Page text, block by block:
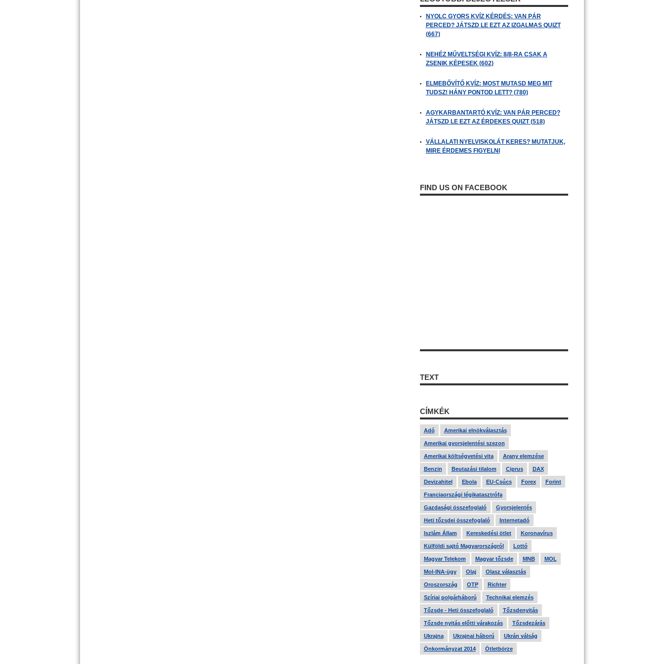
NYOLC GYORS KVÍZ KÉRDÉS: VAN PÁR
PERCED? JÁTSZD LE EZT AZ IZGALMAS QUIZT
(667)
NEHÉZ MŰVELTSÉGI KVÍZ: 8/8-RA CSAK A
ZSENIK KÉPESEK (602)
ELMEBŐVÍTŐ KVÍZ: MOST MUTASD MEG MIT
TUDSZ! HÁNY PONTOD LETT? (780)
AGYKARBANTARTÓ KVÍZ: VAN PÁR PERCED?
JÁTSZD LE EZT AZ ÉRDEKES QUIZT (518)
VÁLLALATI NYELVISKOLÁT KERES? MUTATJUK,
MIRE ÉRDEMES FIGYELNI
FIND US ON FACEBOOK
TEXT
CÍMKÉK
Adó Amerikai elnökválasztás
Amerikai gyorsjelentési szezon
Amerikai költségvetési vita Arany elemzése
Benzin Beutazási tilalom Ciprus DAX
Devizahitel Ebola EU-Csúcs Forex Forint
Franciaországi légikatasztrófa
Gazdasági összefoglaló Gyorsjelentés
Heti tőzsdei összefoglaló Internetadó
Iszlám Állam Kereskedési ötlet Koronavírus
Külföldi sajtó Magyarországról Lottó
Magyar Telekom Magyar tőzsde MNB MOL
Mol-INA-ügy Olaj Olasz választás
Oroszország OTP Richter
Szíriai polgárháború Technikai elemzés
Tőzsde - Heti összefoglaló Tőzsdenyitás
Tőzsde nyitás előtti várakozás Tőzsdezárás
Ukrajna Ukrajnai háború Ukrán válság
Önkormányzat 2014 Ötletbörze